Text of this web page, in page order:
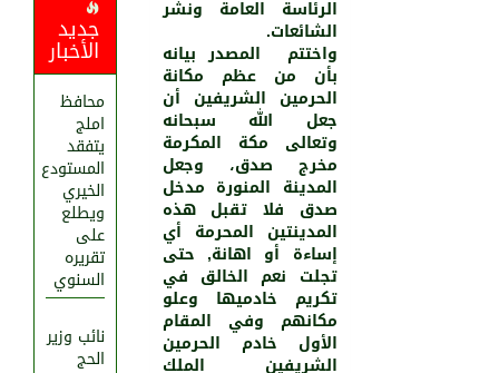
جديد
الأخبار
محافظ
املج
يتفقد
المستودع
الخيري
ويطلع
على
تقريره
السنوي
نائب وزير
الحج
الرئاسة العامة ونشر
الشائعات.
واختتم المصدر بيانه
بأن من عظم مكانة
الحرمين الشريفين أن
جعل الله سبحانه
وتعالى مكة المكرمة
مخرج صدق، وجعل
المدينة المنورة مدخل
صدق فلا تقبل هذه
المدينتين المحرمة أي
إساءة أو اهانة, حتى
تجلت نعم الخالق في
تكريم خادميها وعلو
مكانهم وفي المقام
الأول خادم الحرمين
الشريفين الملك